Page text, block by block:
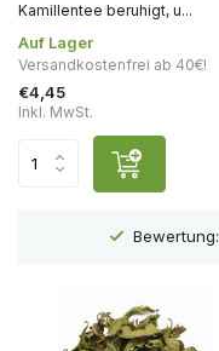
Kamillentee beruhigt, u...
Auf Lager
Versandkostenfrei ab 40€!
€4,45
Inkl. MwSt.